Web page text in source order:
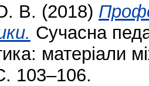
В. (2018)
Сучасна
матеріали
103–106.